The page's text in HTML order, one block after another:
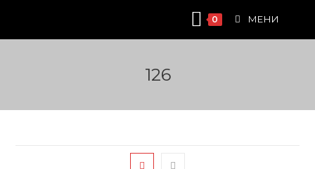
content
0 МЕНИ
126